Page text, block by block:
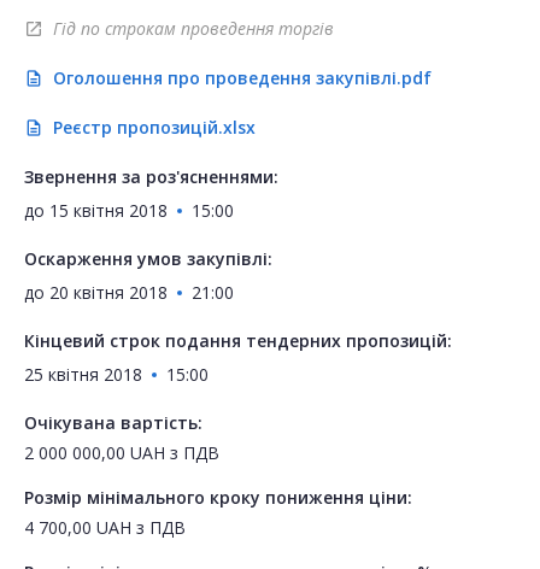
open_in_new Гід по строкам проведення торгів
description Оголошення про проведення закупівлі.pdf
description Реєстр пропозицій.xlsx
Звернення за роз'ясненнями:
до 15 квітня 2018 15:00
Оскарження умов закупівлі:
до 20 квітня 2018 21:00
Кінцевий строк подання тендерних пропозицій:
25 квітня 2018
15:00
Очікувана вартість:
2 000 000,00 UAH з ПДВ
Розмір мінімального кроку пониження ціни:
4 700,00 UAH з ПДВ